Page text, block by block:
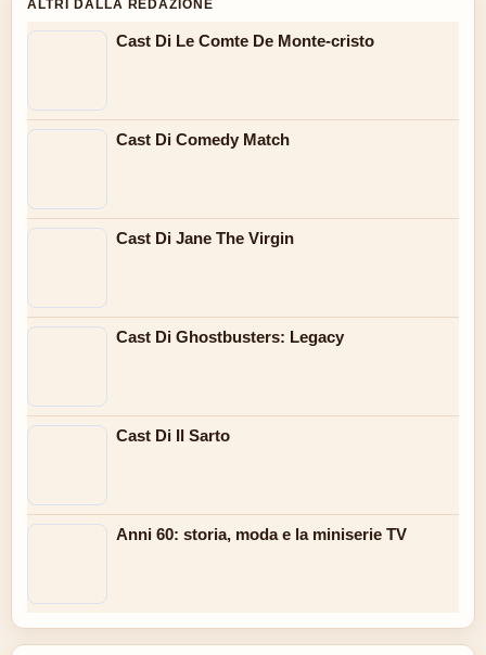
ALTRI DALLA REDAZIONE
Cast Di Le Comte De Monte-cristo
Cast Di Comedy Match
Cast Di Jane The Virgin
Cast Di Ghostbusters: Legacy
Cast Di Il Sarto
Anni 60: storia, moda e la miniserie TV